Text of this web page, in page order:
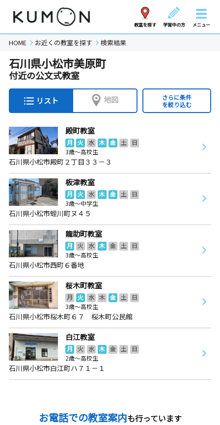
教室を探す 学習中の方 メニュー
HOME お近くの教室を探す 検索結果
石川県小松市美原町
付近の公文式教室
リスト 地図
さらに条件
を絞り込む
殿町教室
月 火 水 木 金 土
日
3歳～高校生
石川県小松市殿町２丁目３３－３
板津教室
月 火 水 木 金 土
日
3歳～中学生
石川県小松市蛭川町ヌ４５
龍助町教室
月 火 水 木 金 土
日
3歳～高校生
石川県小松市西町６番地
桜木町教室
月 火 水 木 金 土
日
3歳～高校生
石川県小松市桜木町６７ 桜木町公民館
白江教室
月 火 水 木 金 土
日
2歳～高校生
石川県小松市白江町ハ７１－１
お電話での教室案内も行っています